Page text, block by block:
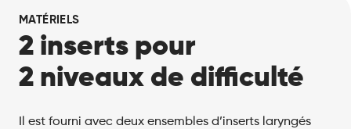
MATÉRIELS
2 inserts pour
2 niveaux de difficulté
Il est fourni avec deux ensembles d’inserts laryngés